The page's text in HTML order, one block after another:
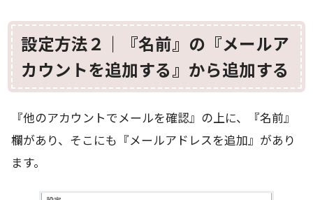
設定方法２｜『名前』の『メールア
カウントを追加する』から追加する
『他のアカウントでメールを確認』の上に、『名前』
欄があり、そこにも『メールアドレスを追加』があり
ます。